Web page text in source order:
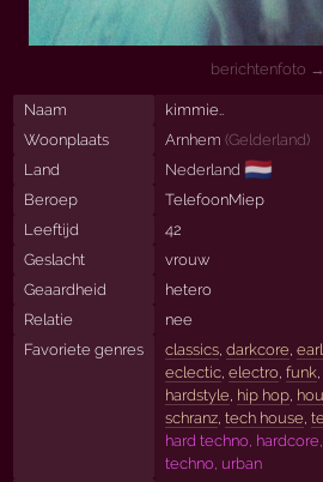
berichtenfoto →
Naam
kimmie..
Woonplaats
Arnhem (Gelderland)
Land
Nederland 🇳🇱
Beroep
TelefoonMiep
Leeftijd
42
Geslacht
vrouw
Geaardheid
hetero
Relatie
nee
Favoriete genres
classics, darkcore
eclectic, electro, funk,
hardstyle hip hop,
schranz, tech house
hard techno,
techno, urban